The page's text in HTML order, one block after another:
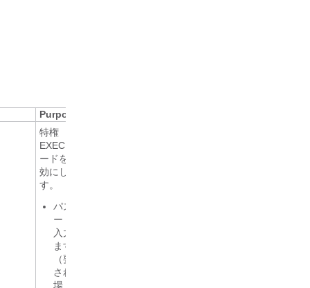
Purpose
特権
EXEC モ
ードを有
効にしま
す。
パスワ
ードを
入力し
ます
（要求
された
場